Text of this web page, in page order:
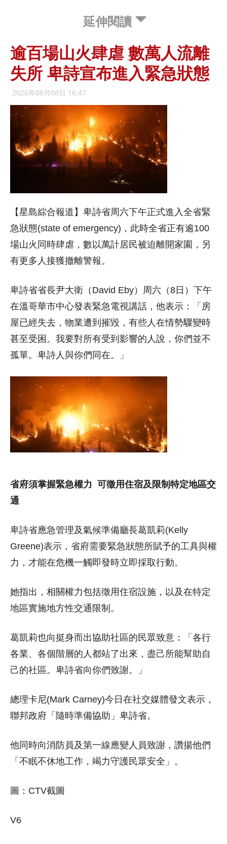
延伸閱讀
逾百場山火肆虐 數萬人流離
失所 卑詩宣布進入緊急狀態
2026年08月08日 16:47
【星島綜合報道】卑詩省周六下午正式進入全省緊
急狀態(state of emergency)，此時全省正有逾100
場山火同時肆虐，數以萬計居民被迫離開家園，另
有更多人接獲撤離警報。
卑詩省省長尹大衛（David Eby）周六（8日）下午
在溫哥華市中心發表緊急電視講話，他表示：「房
屋已經失去，物業遭到摧毀，有些人在情勢驟變時
甚至受困。我要對所有受到影響的人說，你們並不
孤單。卑詩人與你們同在。」
省府須掌握緊急權力 可徵用住宿及限制特定地區交
通
卑詩省應急管理及氣候準備廳長葛凱莉(Kelly
Greene)表示，省府需要緊急狀態所賦予的工具與權
力，才能在危機一觸即發時立即採取行動。
她指出，相關權力包括徵用住宿設施，以及在特定
地區實施地方性交通限制。
葛凱莉也向挺身而出協助社區的民眾致意：「各行
各業、各個階層的人都站了出來，盡己所能幫助自
己的社區。卑詩省向你們致謝。」
總理卡尼(Mark Carney)今日在社交媒體發文表示，
聯邦政府「隨時準備協助」卑詩省。
他同時向消防員及第一線應變人員致謝，讚揚他們
「不眠不休地工作，竭力守護民眾安全」。
圖：CTV截圖
V6